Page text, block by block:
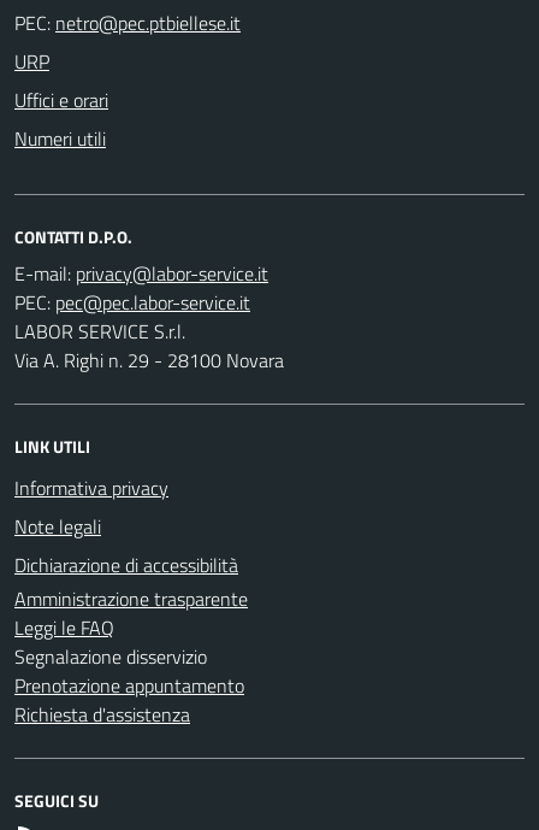
PEC:
URP
Uffici e orari
Numeri utili
CONTATTI D.P.O.
E-mail:
PEC:
LABOR SERVICE S.r.l.
Via A. Righi n. 29 - 28100 Novara
LINK UTILI
Informativa privacy
Note legali
Dichiarazione di accessibilità
Amministrazione trasparente
Leggi le FAQ
Segnalazione disservizio
Prenotazione appuntamento
Richiesta d'assistenza
SEGUICI SU